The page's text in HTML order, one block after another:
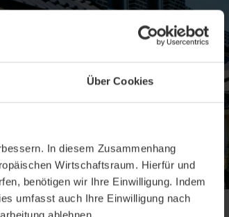
Über Cookies
In diesem Zusammenhang
Wirtschaftsraum. Hierfür und
benötigen wir Ihre Einwilligung. Indem
umfasst auch Ihre Einwilligung nach
ablehnen.